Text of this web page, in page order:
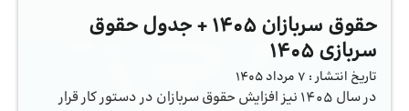
حقوق سربازان ۱۴۰۵ + جدول حقوق
سربازی ۱۴۰۵
تاریخ انتشار : 7 مرداد 1405
در سال ۱۴۰۵ نیز افزایش حقوق سربازان در دستور کار قرار